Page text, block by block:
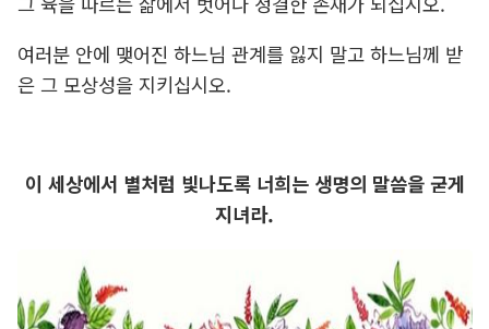
여러분 안에 맺어진 하느님 관계를 잃지 말고 하느님께 받
은 그 모상성을 지키십시오.
이 세상에서 별처럼 빛나도록 너희는 생명의 말씀을 굳게
지녀라.